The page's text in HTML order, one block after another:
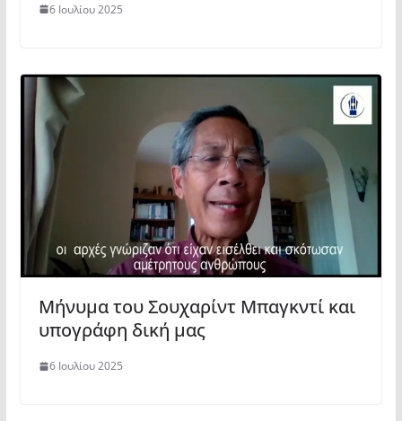
6 Ιουλίου 2025
Μήνυμα του Σουχαρίντ Μπαγκντί και
υπογράφη δική μας
6 Ιουλίου 2025